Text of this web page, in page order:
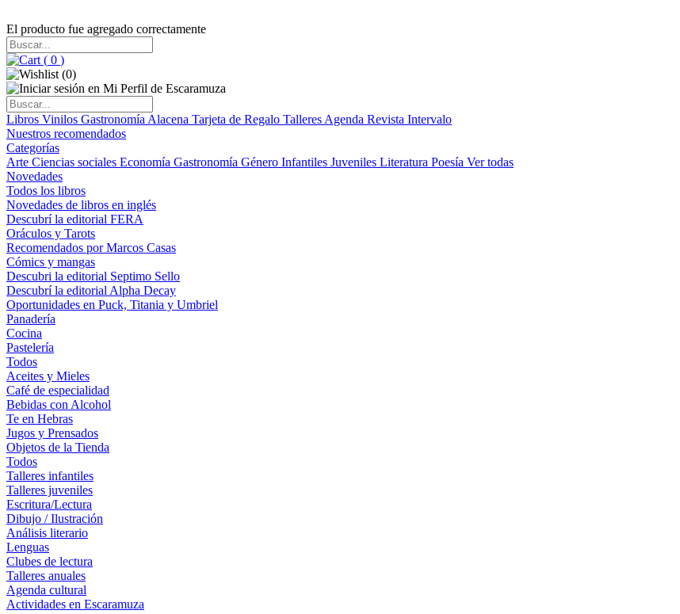
El producto fue agregado correctamente
( 0 )
(0)
Libros Vinilos Gastronomía Alacena Tarjeta de Regalo Talleres Agenda Revista Intervalo
Nuestros recomendados
Categorías
Arte Ciencias sociales Economía Gastronomía Género Infantiles Juveniles Literatura Poesía Ver todas
Novedades
Todos los libros
Novedades de libros en inglés
Descubrí la editorial FERA
Oráculos y Tarots
Recomendados por Marcos Casas
Cómics y mangas
Descubri la editorial Septimo Sello
Descubrí la editorial Alpha Decay
Oportunidades en Puck, Titania y Umbriel
Panadería
Cocina
Pastelería
Todos
Aceites y Mieles
Café de especialidad
Bebidas con Alcohol
Te en Hebras
Jugos y Prensados
Objetos de la Tienda
Todos
Talleres infantiles
Talleres juveniles
Escritura/Lectura
Dibujo / Ilustración
Análisis literario
Lenguas
Clubes de lectura
Talleres anuales
Agenda cultural
Actividades en Escaramuza